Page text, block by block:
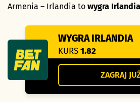
Armenia – Irlandia to wygra Irlandia
WYGRA IRLANDIA
KURS 1.82
ZAGRAJ